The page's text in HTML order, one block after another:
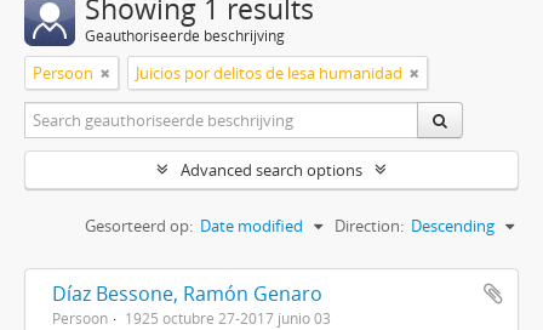
Showing 1 results
Geauthoriseerde beschrijving
Persoon Juicios por delitos de lesa humanidad
Advanced search options
Gesorteerd op: Date modified Direction: Descending
Díaz Bessone, Ramón Genaro
Persoon 1925 octubre 27-2017 junio 03